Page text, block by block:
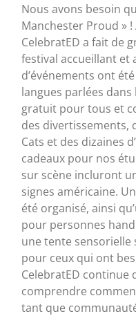
Nous avons besoin
Manchester Proud » !
CelebratED a fait de
festival accueillant et
d’événements ont
langues parlées dans
gratuit pour tous et
des divertissements,
Cats et des dizaines
cadeaux pour nos
sur scène incluront
signes américaine.
été organisé, ainsi
pour personnes
une tente sensorielle
pour ceux qui ont
CelebratED continue
comprendre
tant que